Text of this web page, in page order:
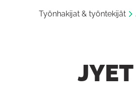
Työnhakijat & työntekijät